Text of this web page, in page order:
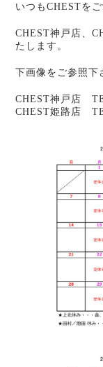
いつもCHESTを
CHEST神戸店、
たします。
下画像をご参照下
CHEST神戸店
CHEST姫路店